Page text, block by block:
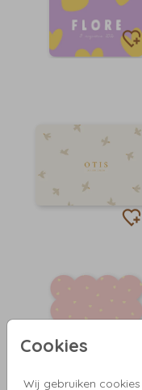
Cookies
Wij gebruiken